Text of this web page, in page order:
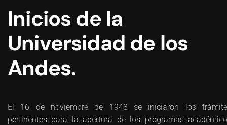
Inicios de la
Universidad de los
Andes.
El 16 de noviembre de 1948 se iniciaron los
pertinentes para la apertura de los programas